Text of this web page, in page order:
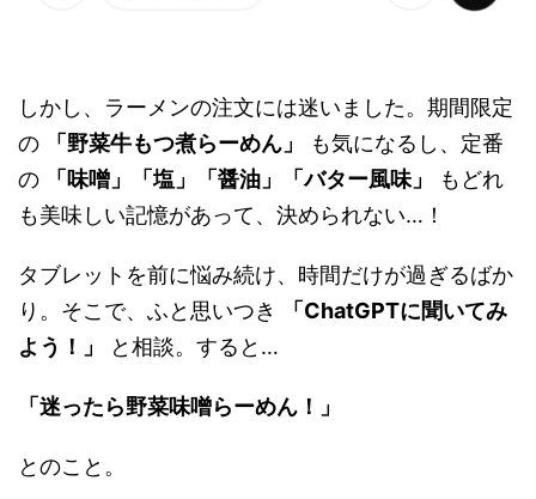
しかし、ラーメンの注文には迷いました。期間限定
の
「野菜牛もつ煮らーめん」
も気になるし、定番
の
「味噌」「塩」「醤油」「バター風味」
もどれ
も美味しい記憶があって、決められない…！
タブレットを前に悩み続け、時間だけが過ぎるばか
り。そこで、ふと思いつき
「ChatGPTに聞いてみ
よう！」
と相談。すると…
「迷ったら野菜味噌らーめん！」
とのこと。